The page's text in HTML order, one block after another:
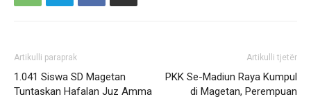
Artikulli paraprak
1.041 Siswa SD Magetan
Tuntaskan Hafalan Juz Amma
Artikulli tjetër
PKK Se-Madiun Raya Kumpul
di Magetan, Perempuan